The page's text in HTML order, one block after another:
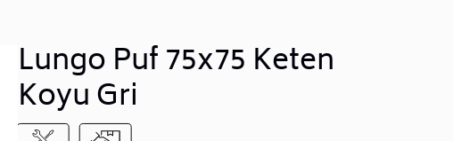
Lungo Puf 75x75 Keten
Koyu Gri